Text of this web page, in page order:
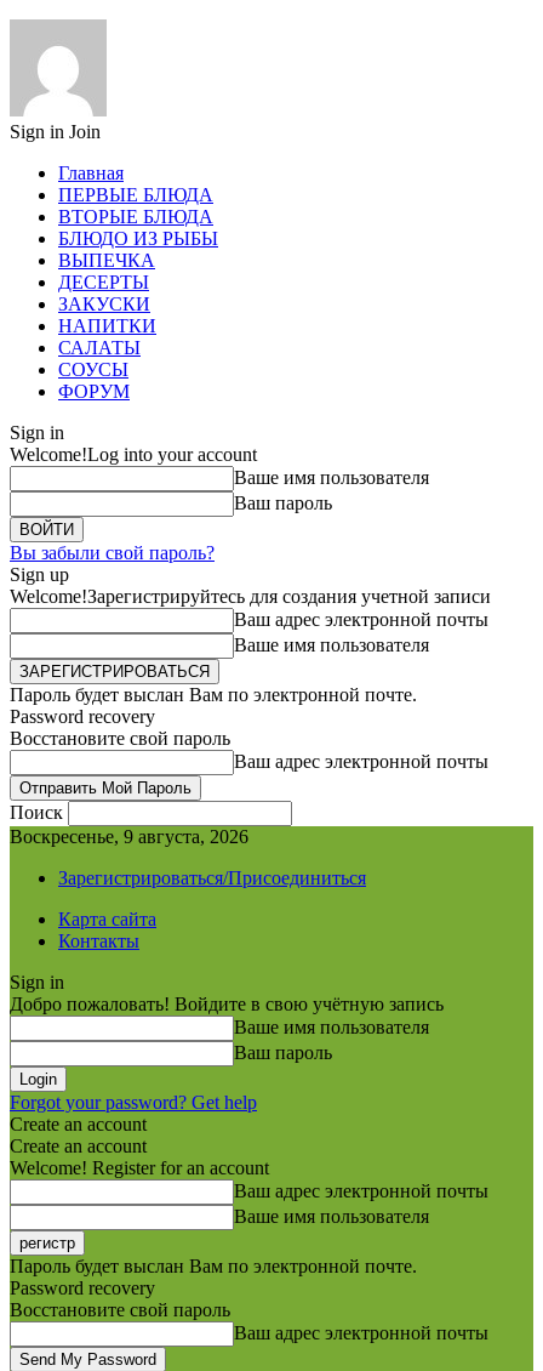
Sign in Join
Главная
ПЕРВЫЕ БЛЮДА
ВТОРЫЕ БЛЮДА
БЛЮДО ИЗ РЫБЫ
ВЫПЕЧКА
ДЕСЕРТЫ
ЗАКУСКИ
НАПИТКИ
САЛАТЫ
СОУСЫ
ФОРУМ
Sign in
Welcome!Log into your account
Ваше имя пользователя
Ваш пароль
Вы забыли свой пароль?
Sign up
Welcome!Зарегистрируйтесь для создания учетной записи
Ваш адрес электронной почты
Ваше имя пользователя
Пароль будет выслан Вам по электронной почте.
Password recovery
Восстановите свой пароль
Ваш адрес электронной почты
Поиск
Воскресенье, 9 августа, 2026
Зарегистрироваться/Присоединиться
Карта сайта
Контакты
Sign in
Добро пожаловать! Войдите в свою учётную запись
Ваше имя пользователя
Ваш пароль
Forgot your password? Get help
Create an account
Create an account
Welcome! Register for an account
Ваш адрес электронной почты
Ваше имя пользователя
Пароль будет выслан Вам по электронной почте.
Password recovery
Восстановите свой пароль
Ваш адрес электронной почты